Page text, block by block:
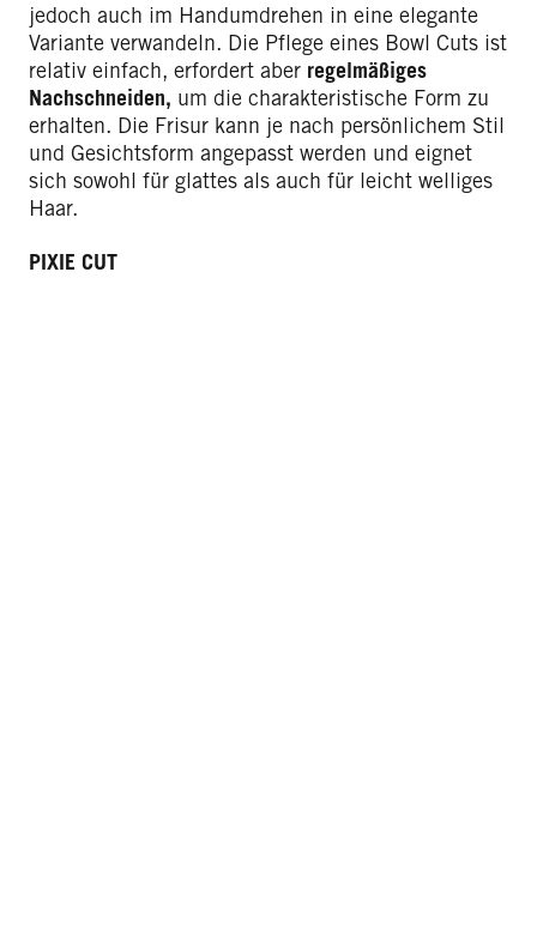
jedoch auch im Handumdrehen in eine elegante
Variante verwandeln. Die Pflege eines Bowl Cuts ist
relativ einfach, erfordert aber regelmäßiges
Nachschneiden, um die charakteristische Form zu
erhalten. Die Frisur kann je nach persönlichem Stil
und Gesichtsform angepasst werden und eignet
sich sowohl für glattes als auch für leicht welliges
Haar.
PIXIE CUT